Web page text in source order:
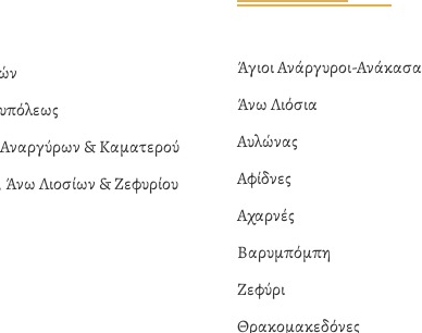
& Καματερού
Λιοσίων & Ζεφυρίου
Άγιοι Ανάργυροι-Ανάκασα
Άνω Λιόσια
Αυλώνας
Αφίδνες
Αχαρνές
Βαρυμπόμπη
Ζεφύρι
Θρακομακεδόνες